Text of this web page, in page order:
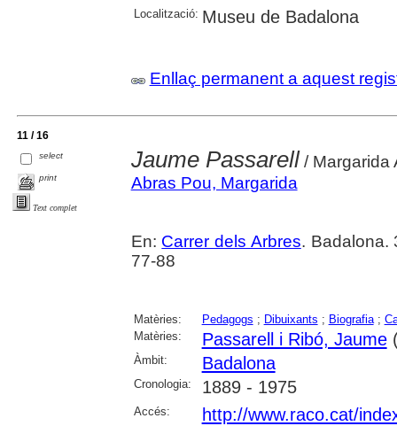
Localització: Museu de Badalona
Enllaç permanent a aquest
11 / 16
select
print
Text complet
Jaume Passarell/ Margarida
Abras Pou, Margarida
En: Carrer dels Arbres. Badalona.
77-88
Matèries: Pedagogs ; Dibuixants ; Biografia;
Matèries:
Passarell i Ribó, Jaume
Àmbit: Badalona
Cronologia: 1889 - 1975
Accés: http://www.raco.cat/